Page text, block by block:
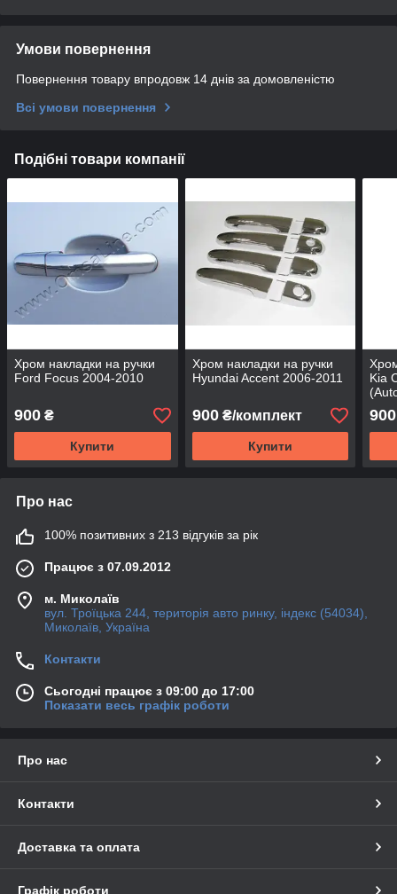
Умови повернення
Повернення товару впродовж 14 днів за домовленістю
Всі умови повернення
Подібні товари компанії
Хром накладки на ручки
Ford Focus 2004-2010
900 ₴
Купити
Хром накладки на ручки
Hyundai Accent 2006-2011
900₴/комплект
Купити
Kia
900
Про нас
100% позитивних з 213 відгуків за рік
Працює з 07.09.2012
м. Миколаїв
вул. Троїцька 244, територія авто ринку, індекс (54034),
Миколаїв, Україна
Контакти
Сьогодні працює з 09:00 до 17:00
Показати весь графік роботи
Про нас
Контакти
Доставка та оплата
Графік роботи